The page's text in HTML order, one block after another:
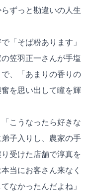
ずっと勘違いの人生
「そば粉あります」
笠羽正一さんが手塩
、「あまりの香りの
を思い出して瞳を輝
こうなったら好きな
子入りし、農家の手
受けた店舗で淳真を
当にお客さん来なく
なかったんだよね」